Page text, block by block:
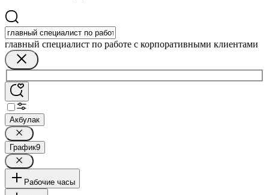
главный специалист по работе с корпоративными клиентами
Акбулак
График9
Рабочие часы